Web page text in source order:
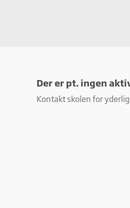
Der er pt. ingen
Kontakt skolen for